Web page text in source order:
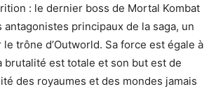
: le dernier boss de Mortal Kombat
antagonistes principaux de la saga, un
trône d’Outworld. Sa force est égale à
brutalité est totale et son but est de
des royaumes et des mondes jamais